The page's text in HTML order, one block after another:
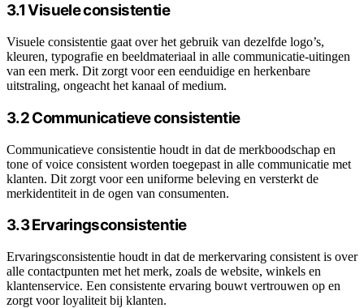
3.1 Visuele consistentie
Visuele consistentie gaat over het gebruik van dezelfde logo’s,
kleuren, typografie en beeldmateriaal in alle communicatie-uitingen
van een merk. Dit zorgt voor een eenduidige en herkenbare
uitstraling, ongeacht het kanaal of medium.
3.2 Communicatieve consistentie
Communicatieve consistentie houdt in dat de merkboodschap en
tone of voice consistent worden toegepast in alle communicatie met
klanten. Dit zorgt voor een uniforme beleving en versterkt de
merkidentiteit in de ogen van consumenten.
3.3 Ervaringsconsistentie
Ervaringsconsistentie houdt in dat de merkervaring consistent is over
alle contactpunten met het merk, zoals de website, winkels en
klantenservice. Een consistente ervaring bouwt vertrouwen op en
zorgt voor loyaliteit bij klanten.